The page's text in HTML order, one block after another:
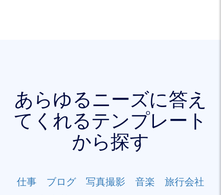
あらゆるニーズに答え
てくれるテンプレート
から探す
仕事 ブログ 写真撮影 音楽
旅行会社